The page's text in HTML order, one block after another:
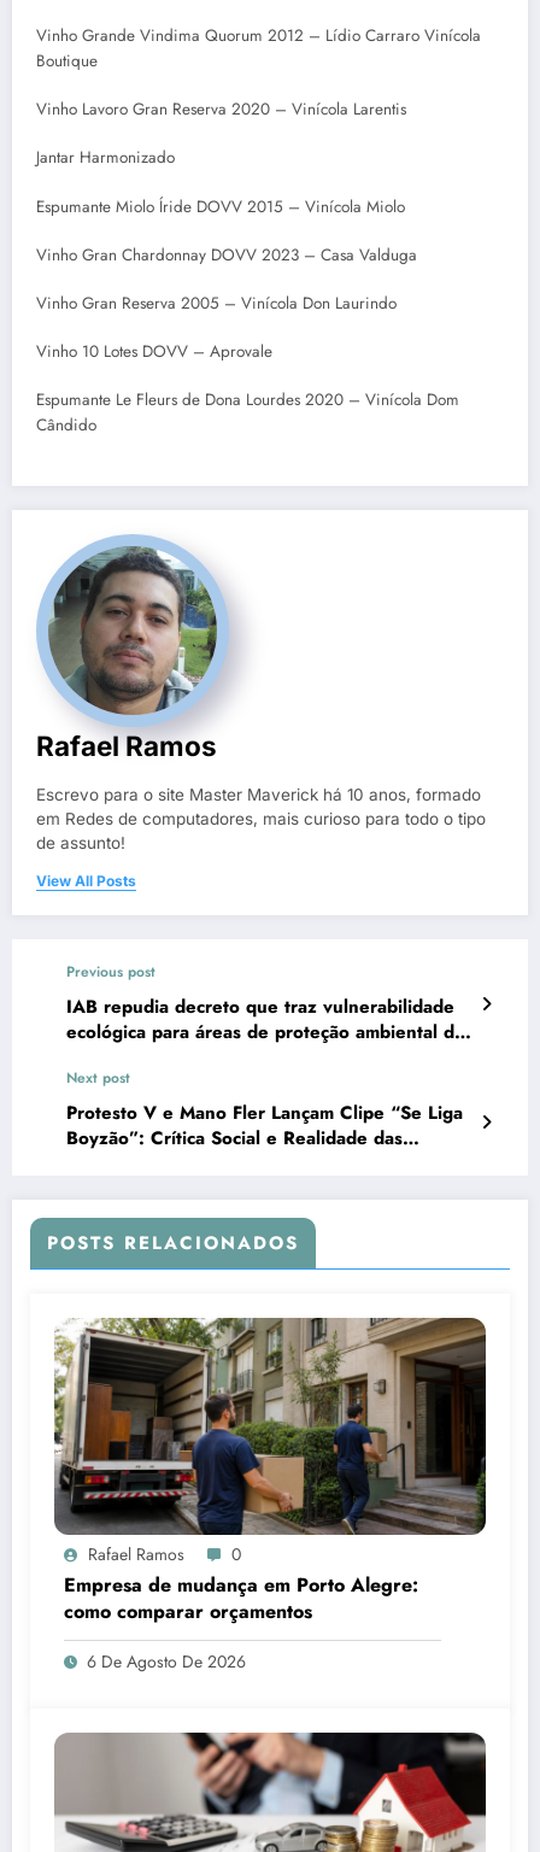
Vinho Grande Vindima Quorum 2012 – Lídio Carraro Vinícola
Boutique
Vinho Lavoro Gran Reserva 2020 – Vinícola Larentis
Jantar Harmonizado
Espumante Miolo Íride DOVV 2015 – Vinícola Miolo
Vinho Gran Chardonnay DOVV 2023 – Casa Valduga
Vinho Gran Reserva 2005 – Vinícola Don Laurindo
Vinho 10 Lotes DOVV – Aprovale
Espumante Le Fleurs de Dona Lourdes 2020 – Vinícola Dom
Cândido
Rafael Ramos
Escrevo para o site Master Maverick há 10 anos, formado
em Redes de computadores, mais curioso para todo o tipo
de assunto!
View All Posts
Previous post
IAB repudia decreto que traz vulnerabilidade
ecológica para áreas de proteção ambiental do
Next post
Protesto V e Mano Fler Lançam Clipe “Se Liga
Boyzão”: Crítica Social e Realidade das
POSTS RELACIONADOS
Rafael Ramos 0
Empresa de mudança em Porto Alegre:
como comparar orçamentos
6 De Agosto De 2026